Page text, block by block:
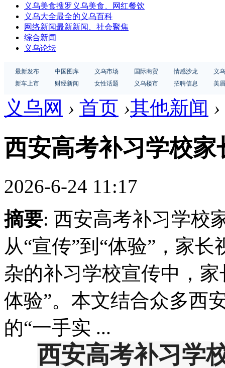
义乌美食搜罗义乌美食、网红餐饮
义乌大全最全的义乌百科
网络新闻最新新闻、社会聚焦
综合新闻
义乌论坛
最新发布 中国图库 义乌市场 国际商贸 情感沙龙
义
新车上市
财经新闻 女性话题 义乌楼市 招聘信息 美
义乌网 › 首页 ›其他新闻 ›
西安高考补习学校
2026-6-24 11:17
摘要: 西安高考补习学校
从“宣传”到“体验”，家
杂的补习学校宣传中，
体验”。本文结合众多西
的“一手实 ...
西安高考补习 学